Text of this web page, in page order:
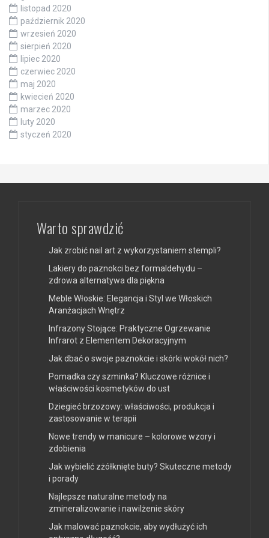
listopad 2020
październik 2020
wrzesień 2020
sierpień 2020
lipiec 2020
czerwiec 2020
maj 2020
kwiecień 2020
marzec 2020
luty 2020
styczeń 2020
Warto sprawdzić
Jak zrobić nail art z wykorzystaniem stempli?
Lakiery do paznokci bez formaldehydu –
zdrowa alternatywa dla piękna
Meble Włoskie: Elegancja i Styl we Włoskich
Aranżacjach Wnętrz
Infrazony Stojące: Praktyczne Ogrzewanie
Infrarot z Elementem Dekoracyjnym
Jak dbać o swoje paznokcie i skórki wokół nich?
Pomadka czy szminka? Kluczowe różnice i
właściwości kosmetyków do ust
Dziegieć brzozowy: właściwości, produkcja i
zastosowanie w terapii
Nowe trendy w manicure – kolorowe wzory i
zdobienia
Jak wybielić zżółknięte buty? Skuteczne metody
i porady
Najlepsze naturalne metody na
zmineralizowanie i nawilżenie skóry
Jak malować paznokcie, aby wydłużyć ich